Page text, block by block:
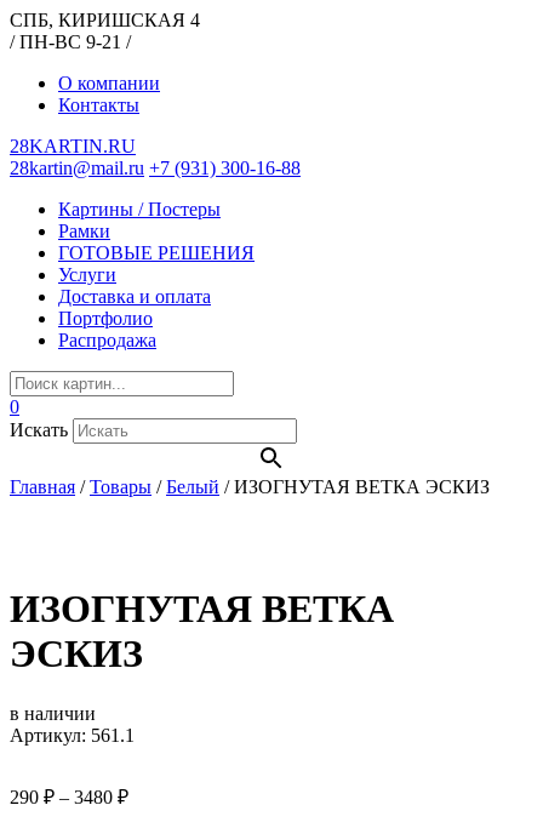
СПБ, КИРИШСКАЯ 4
/ ПН-ВС 9-21 /
О компании
Контакты
28KARTIN.RU
28kartin@mail.ru +7 (931) 300-16-88
Картины / Постеры
Рамки
ГОТОВЫЕ РЕШЕНИЯ
Услуги
Доставка и оплата
Портфолио
Распродажа
0
Искать
Главная /Товары /Белый /ИЗОГНУТАЯ ВЕТКА ЭСКИЗ
ИЗОГНУТАЯ ВЕТКА
ЭСКИЗ
в наличии
Артикул: 561.1
290 ₽ – 3480 ₽